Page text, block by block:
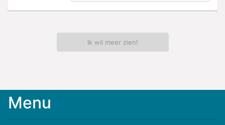
Ik wil meer zien!
Meld
Menu